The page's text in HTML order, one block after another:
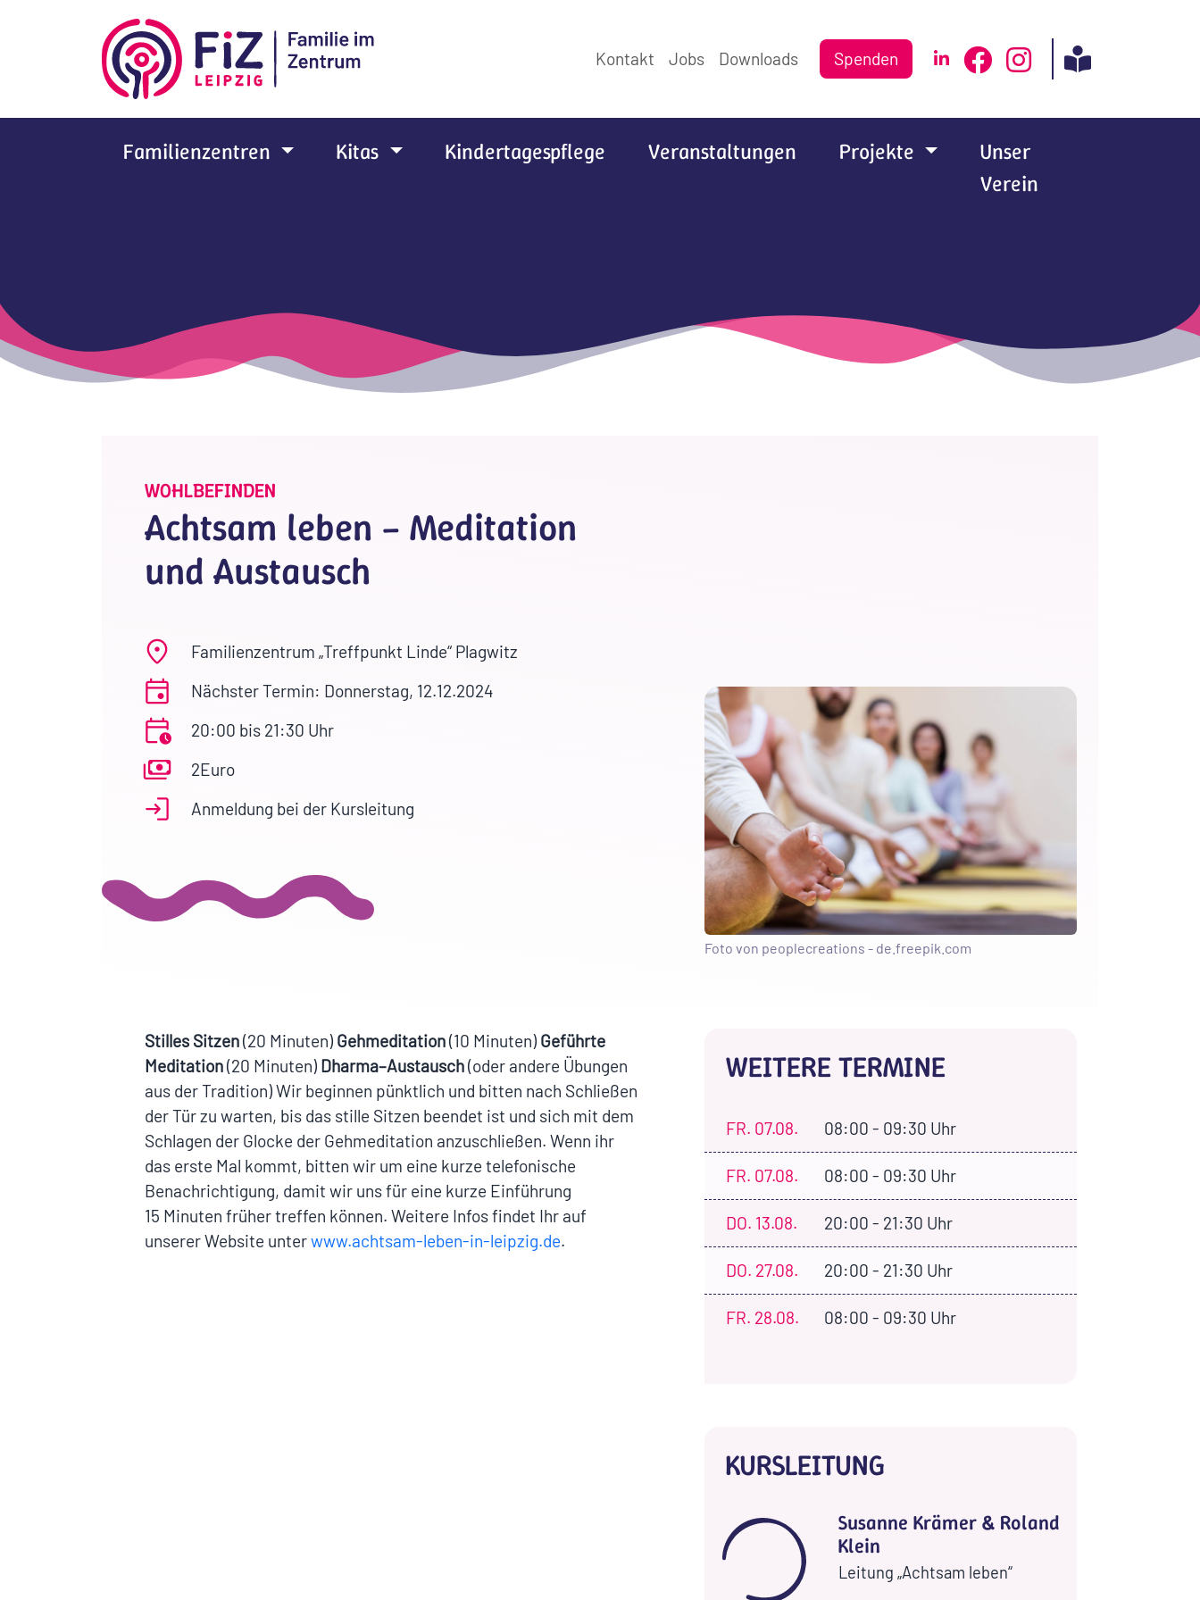
Kontakt Jobs Downloads Spenden
Familienzentren Kitas Kindertagespflege Veranstaltungen Projekte
Unser
Verein
Foto von peoplecreations - de.freepik.com
WOHLBEFINDEN
Achtsam leben – Meditation
und Austausch
Familienzentrum „Treffpunkt Linde“ Plagwitz
Nächster Termin: Donnerstag, 12.12.2024
20:00 bis 21:30 Uhr
2Euro
Anmeldung bei der Kursleitung
Stilles Sitzen(20 Minuten) Gehmeditation(10 Minuten) Geführte
Meditation(20 Minuten) Dharma–Austausch(oder andere Übungen
aus der Tradition) Wir beginnen pünktlich und bitten nach Schließen
der Tür zu warten, bis das stille Sitzen beendet ist und sich mit dem
Schlagen der Glocke der Gehmeditation anzuschließen. Wenn ihr
das erste Mal kommt, bitten wir um eine kurze telefonische
Benachrichtigung, damit wir uns für eine kurze Einführung
15 Minuten früher treffen können. Weitere Infos findet Ihr auf
unserer Website unterwww.achtsam-leben-in-leipzig.de.
WEITERE TERMINE
FR. 07.08. 08:00 - 09:30 Uhr
FR. 07.08. 08:00 - 09:30 Uhr
DO. 13.08. 20:00 - 21:30 Uhr
DO. 27.08. 20:00 - 21:30 Uhr
FR. 28.08. 08:00 - 09:30 Uhr
KURSLEITUNG
Susanne Krämer & Roland
Klein
Leitung „Achtsam leben“